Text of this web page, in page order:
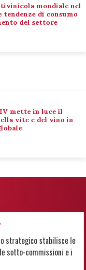
mondiale nel
tendenze di consumo
del settore
mette in luce il
vite e del vino in
strategico stabilisce le
sotto-commissioni e i